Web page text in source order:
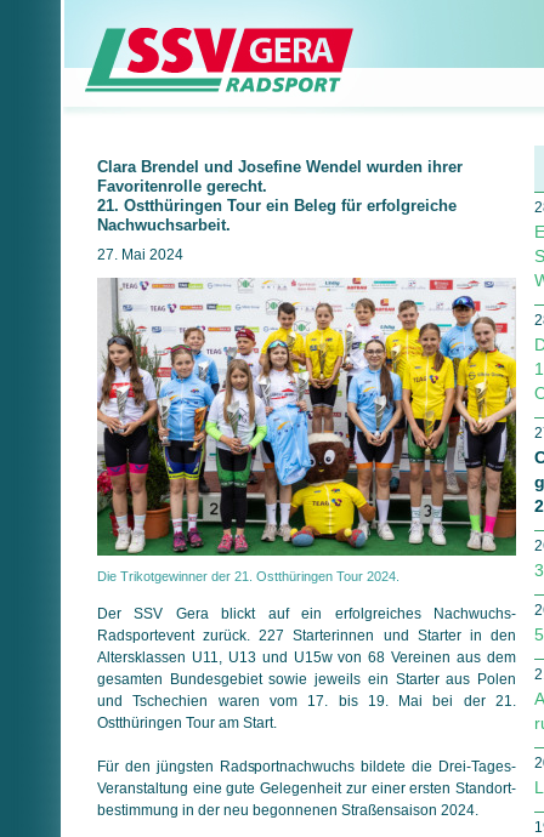
Clara Brendel und Josefine Wendel wurden ihrer
Favoritenrolle gerecht.
21. Ostthüringen Tour ein Beleg für erfolgreiche
Nachwuchsarbeit.
27. Mai 2024
Die Trikotgewinner der 21. Ostthüringen Tour 2024.
Der SSV Gera blickt auf ein erfolgreiches Nachwuchs-
Radsportevent zurück. 227 Starterinnen und Starter in den
Altersklassen U11, U13 und U15w von 68 Vereinen aus dem
gesamten Bundesgebiet sowie jeweils ein Starter aus Polen
und Tschechien waren vom 17. bis 19. Mai bei der 21.
Ostthüringen Tour am Start.
Für den jüngsten Radsportnachwuchs bildete die Drei-Tages-
Veranstaltung eine gute Gelegenheit zur einer ersten Stand­ort­
bestimmung in der neu begonnenen Straßensaison 2024.